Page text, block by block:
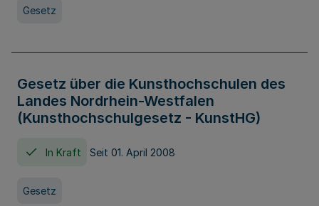
Gesetz
Gesetz über die Kunsthochschulen des
Landes Nordrhein-Westfalen
(Kunsthochschulgesetz - KunstHG)
In Kraft Seit 01. April 2008
Gesetz